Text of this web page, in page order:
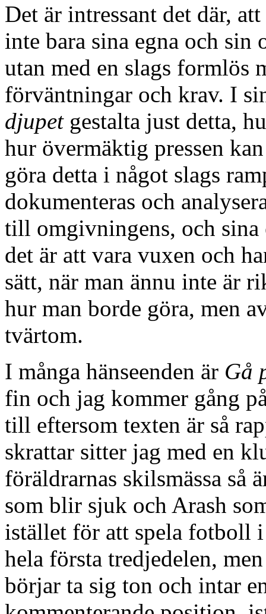
Det är intressant det där,
inte bara sina egna och
utan med en slags formlös
förväntningar och krav. I
djupetgestalta just detta,
hur övermäktig pressen
göra detta i något slags
dokumenteras och
till omgivningens, och
det är att vara vuxen och
sätt, när man ännu inte är
hur man borde göra, men
tvärtom.
I många hänseenden är Gå
fin och jag kommer gång
till eftersom texten är så
skrattar sitter jag med en
föräldrarnas skilsmässa så
som blir sjuk och Arash
istället för att spela fotboll
hela första tredjedelen,
börjar ta sig ton och intar